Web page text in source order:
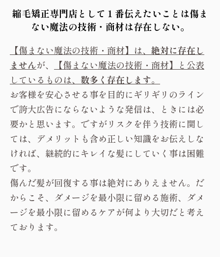
性縮毛矯正をお願いしております。
して扱いやすい状態になったとしても、またブリ
ーチをしたら間違いなく髪が崩壊していきます。
そしてまた同様に酸性縮毛矯正しても、同じよう
な仕上がりにしていく事は絶対に不可能です。
それでも、 ハイライトを急にいれたくなった！な
どのイメージチェンジの衝動があるかと思うの
で、その衝動に負けてしまい、次回のご来店のと
きに傷んでいたとしてもお断りする事はありませ
んが、傷むリスクという事だけは、頭の片隅にお
いて頂けると幸いです。
縮毛矯正専門店として１番伝えたいことは傷ま
ない魔法の技術・商材は存在しない。